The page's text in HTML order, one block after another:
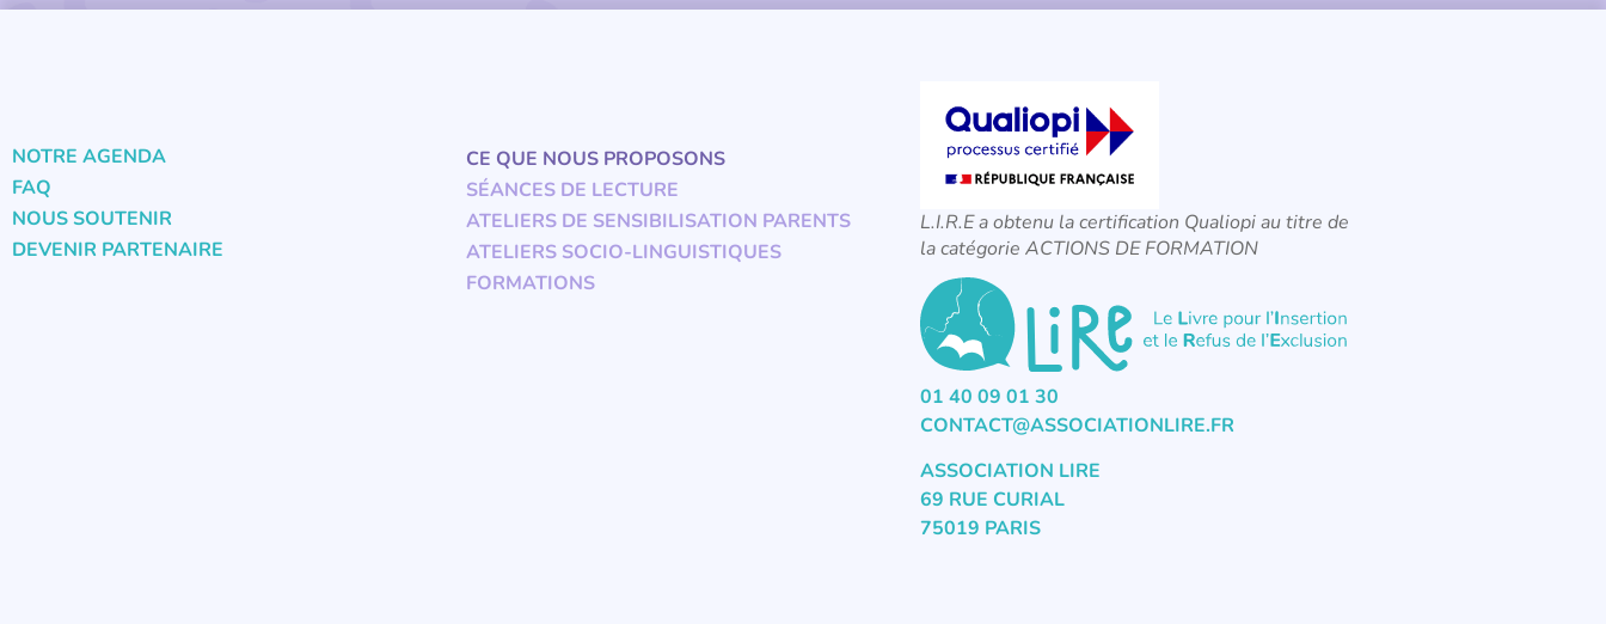
NOTRE AGENDA
FAQ
NOUS SOUTENIR
DEVENIR PARTENAIRE
CE QUE NOUS PROPOSONS
SÉANCES DE LECTURE
ATELIERS DE SENSIBILISATION PARENTS
ATELIERS SOCIO-LINGUISTIQUES
FORMATIONS
L.I.R.E a obtenu la certification Qualiopi au titre de
la catégorie ACTIONS DE FORMATION
01 40 09 01 30
CONTACT@ASSOCIATIONLIRE.FR
ASSOCIATION LIRE
69 RUE CURIAL
75019 PARIS